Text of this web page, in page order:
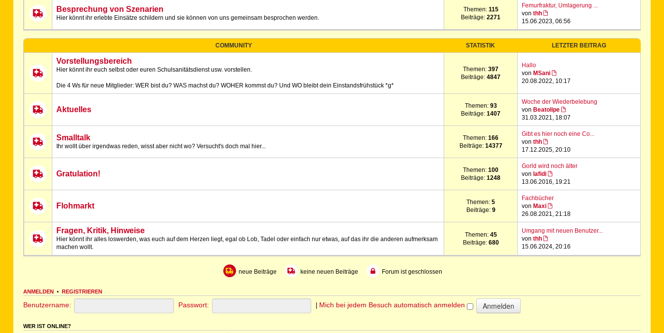
Besprechung von Szenarien
Hier könnt ihr erlebte Einsätze schildern und sie können von uns gemeinsam besprochen werden.
Themen: 115
Beiträge:2271
Femurfraktur, Umlagerung ...
vonthh
15.06.2023, 06:56
COMMUNITY STATISTIK LETZTER BEITRAG
Vorstellungsbereich
Hier könnt ihr euch selbst oder euren Schulsanitätsdienst usw. vorstellen.
Die 4 Ws für neue Mitglieder: WER bist du? WAS machst du? WOHER kommst du? Und WO bleibt dein Einstandsfrühstück *g*
Themen:397
Beiträge:4847
Hallo
von MSani
20.08.2022, 10:17
Aktuelles Themen: 93
Beiträge:1407
Woche der Wiederbelebung
von Beatolipe
31.03.2021, 18:07
Smalltalk
Ihr wollt über irgendwas reden, wisst aber nicht wo? Versucht's doch mal hier...
Themen:166
Beiträge: 14377
Gibt es hier noch eine Co...
vonthh
17.12.2025, 20:10
Gratulation! Themen:100
Beiträge:1248
Gorld wird noch älter
von lafidi
13.06.2016, 19:21
Flohmarkt Themen:5
Beiträge: 9
Fachbücher
von Maxi
26.08.2021, 21:18
Fragen, Kritik, Hinweise
Hier könnt ihr alles loswerden, was euch auf dem Herzen liegt, egal ob Lob, Tadel oder einfach nur etwas, auf das ihr die anderen aufmerksam
machen wollt.
Themen: 45
Beiträge: 680
Umgang mit neuen Benutzer...
vonthh
15.06.2024, 20:16
neue Beiträge keine neuen Beiträge Forum ist geschlossen
ANMELDEN •REGISTRIEREN
Benutzername: Passwort: Mich bei jedem Besuch automatisch anmelden
WER IST ONLINE?